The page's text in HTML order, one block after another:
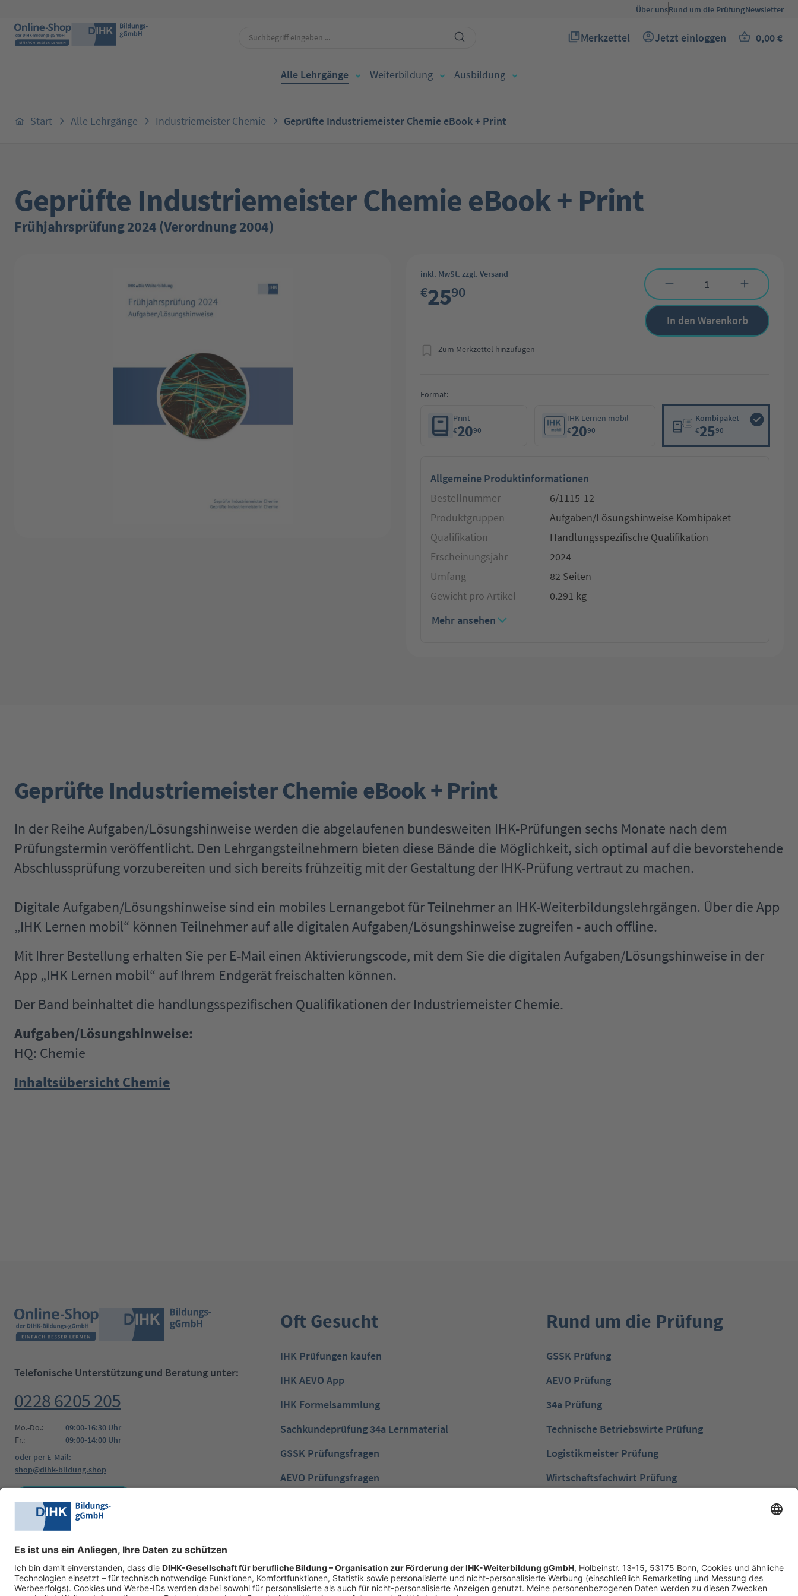
Über unsRund um die PrüfungNewsletter
Merkzettel
Du hast 0 Produkte auf dem Merkzettel
Jetzt einloggen 0,00 €
Alle Lehrgänge Weiterbildung Ausbildung
Start Alle Lehrgänge Industriemeister Chemie Geprüfte Industriemeister Chemie eBook + Print
Geprüfte Industriemeister Chemie eBook + Print
Frühjahrsprüfung 2024 (Verordnung 2004)
inkl. MwSt. zzgl. Versand
€2590
Produkt Anzahl: Gib den gewünschten
In den Warenkorb
Zum Merkzettel hinzufügen
Format:
Print
€2090
IHK Lernen mobil
€2090
Kombipaket
€2590
Allgemeine Produktinformationen
Bestellnummer
6/1115-12
Produktgruppen
Aufgaben/Lösungshinweise Kombipaket
Qualifikation
Handlungsspezifische Qualifikation
Erscheinungsjahr
2024
Umfang
82 Seiten
Gewicht pro Artikel
0.291 kg
Mehr ansehen
Geprüfte Industriemeister Chemie eBook + Print
In der Reihe Aufgaben/Lösungshinweise werden die abgelaufenen bundesweiten IHK-Prüfungen sechs Monate nach dem
Prüfungstermin veröffentlicht. Den Lehrgangsteilnehmern bieten diese Bände die Möglichkeit, sich optimal auf die bevorstehende
Abschlussprüfung vorzubereiten und sich bereits frühzeitig mit der Gestaltung der IHK-Prüfung vertraut zu machen.
Digitale Aufgaben/Lösungshinweise sind ein mobiles Lernangebot für Teilnehmer an IHK-Weiterbildungslehrgängen. Über die App
„IHK Lernen mobil“ können Teilnehmer auf alle digitalen Aufgaben/Lösungshinweise zugreifen - auch offline.
Mit Ihrer Bestellung erhalten Sie per E-Mail einen Aktivierungscode, mit dem Sie die digitalen Aufgaben/Lösungshinweise in der
App „IHK Lernen mobil“ auf Ihrem Endgerät freischalten können.
Der Band beinhaltet die handlungsspezifischen Qualifikationen der Industriemeister Chemie.
Aufgaben/Lösungshinweise:
HQ: Chemie
Inhaltsübersicht Chemie
Telefonische Unterstützung und Beratung unter:
0228 6205 205
Mo.-Do.:
09:00-16:30 Uhr
Fr.:
09:00-14:00 Uhr
oder per E-Mail:
shop@dihk-bildung.shop
Oft Gesucht
IHK Prüfungen kaufen
IHK AEVO App
IHK Formelsammlung
Sachkundeprüfung 34a Lernmaterial
GSSK Prüfungsfragen
AEVO Prüfungsfragen
NTG Industriemeister
Rund um die Prüfung
GSSK Prüfung
AEVO Prüfung
34a Prüfung
Technische Betriebswirte Prüfung
Logistikmeister Prüfung
Wirtschaftsfachwirt Prüfung
Handelsfachwirt Prüfung